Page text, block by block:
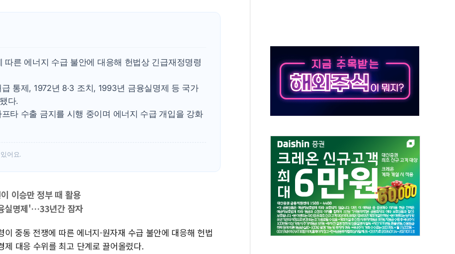
목동8단지 현설에 대우·DL·GS·현산 참여…'공사비 인상 차단' 조건
호남반도체 산단 하루 65만톤 용수 필요…절반은 하수처리수로 공급한다
[일본 증시] 닛케이, 레이저텍·SBG 실적 우려에 이틀째 하락...토픽스는 상승
따른 에너지 수급 불안에 대응해 헌법상 긴급재정명령
통제, 1972년 8·3 조치, 1993년 금융실명제 등 국가
다.
타 수출 금지를 시행 중이며 에너지 수급 개입을 강화
어요.
이승만 정부 때 활용
실명제'…33년간 잠자
중동 전쟁에 따른 에너지·원자재 수급 불안에 대응해 헌법
대응 수위를 최고 단계로 끌어올렸다.